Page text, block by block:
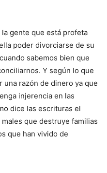
gente que está profeta
poder divorciarse de su
sabemos bien que
Y según lo que
una razón de dinero ya que
injerencia en las
dice las escrituras el
que destruye familias
que han vivido de